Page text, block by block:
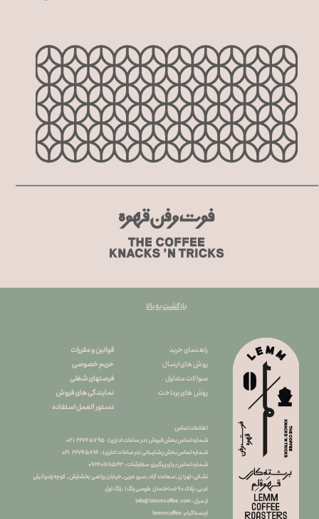
راهنمای خرید
روش های ارسال
سوالات متداول
روش های پرداخت
قوانین و مقررات
حریم خصوصی
فرصتهای شغلی
نمایندگی های فروش
دستور العمل استفاده
اطلاعات تماس
شماره تماس بخش فروش (در ساعات اداری): ۲۶۷۴۵۷۹۵ ۰۲۱
شماره تماس بخش پشتیبانی (در ساعات اداری) : ۲۶۷۴۵۸۹۶ ۰۲۱
شماره تماس برای پیگیری سفارشات : ۰۹۲۲۰۱۷۸۵۲۳
نشانی : تهران , سعادت آباد , سرو غربی , خیابان ریاضی بخشایش , کوچه زندوکیلی
غربی ، پلاک ۹۰ (ساختمان طوسی رنگ) ، زنگ اول
info@lemmcoffee.com : ایمیل
lemmcoffee : اینستاگرام
بازگشت به بالا